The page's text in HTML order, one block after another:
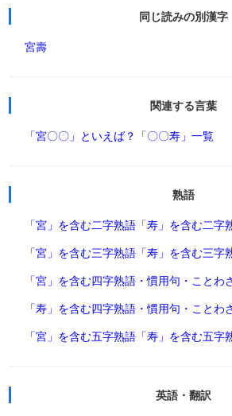
同じ読みの別漢字
宮壽
関連する言葉
「宮〇〇」といえば？ 「〇〇寿」一覧
熟語
「宮」を含む二字熟語 「寿」を含む二字
「宮」を含む三字熟語 「寿」を含む三字
「宮」を含む四字熟語・慣用句・ことわ
「寿」を含む四字熟語・慣用句・ことわ
「宮」を含む五字熟語 「寿」を含む五字
英語・翻訳